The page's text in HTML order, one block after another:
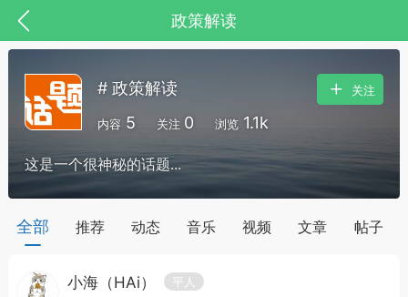
政策解读
，华夏中医人：家门口的中医人！
节气气象
# 政策解读
内容 5 关注 0 浏览 1.1k
关注
这是一个很神秘的话题...
全部 推荐 动态 音乐 视频 文章 帖子
小海（HAi）
平人